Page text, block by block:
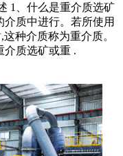
1、什么是重介质选矿
质中进行。若所使用
种介质称为重介质。
介质选矿或重 .